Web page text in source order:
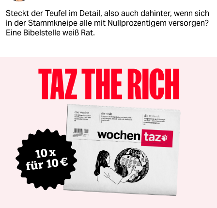
Steckt der Teufel im Detail, also auch dahinter, wenn sich
in der Stammkneipe alle mit Nullprozentigem versorgen?
Eine Bibelstelle weiß Rat.